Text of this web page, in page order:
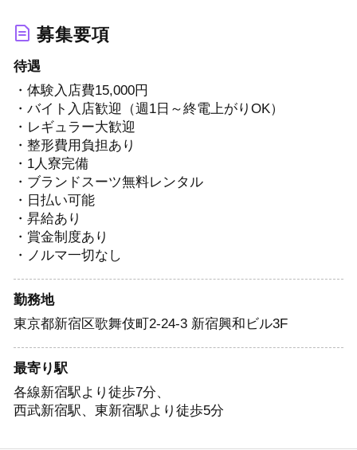
募集要項
待遇
・体験入店費15,000円
・バイト入店歓迎（週1日～終電上がりOK）
・レギュラー大歓迎
・整形費用負担あり
・1人寮完備
・ブランドスーツ無料レンタル
・日払い可能
・昇給あり
・賞金制度あり
・ノルマ一切なし
勤務地
東京都新宿区歌舞伎町2-24-3 新宿興和ビル3F
最寄り駅
各線新宿駅より徒歩7分、
西武新宿駅、東新宿駅より徒歩5分